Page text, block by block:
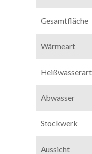
Gesamtfläche
Wärmeart
Heißwasserart
Abwasser
Stockwerk
Aussicht